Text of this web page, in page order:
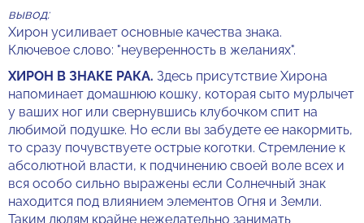
вывод:
Хирон усиливает основные качества знака.
Ключевое слово: "неуверенность в желаниях".
ХИРОН В ЗНАКЕ РАКА. Здесь присутствие Хирона
напоминает домашнюю кошку, которая сыто мурлычет
у ваших ног или свернувшись клубочком спит на
любимой подушке. Но если вы забудете ее накормить,
то сразу почувствуете острые коготки. Стремление к
абсолютной власти, к подчинению своей воле всех и
вся особо сильно выражены если Солнечный знак
находится под влиянием элементов Огня и Земли.
Таким людям крайне нежелательно занимать